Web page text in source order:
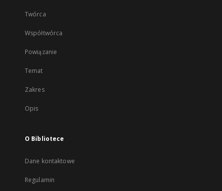
Twórca
Współtwórca
Powiązanie
Temat
Zakres
Opis
O Bibliotece
Dane kontaktowe
Regulamin